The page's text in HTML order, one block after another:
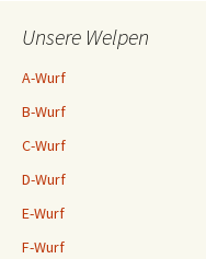
Unsere Welpen
A-Wurf
B-Wurf
C-Wurf
D-Wurf
E-Wurf
F-Wurf